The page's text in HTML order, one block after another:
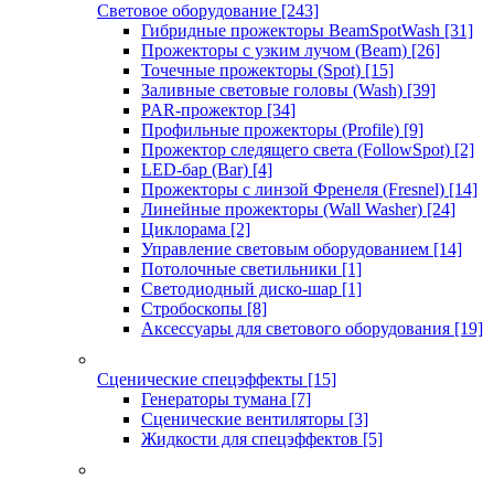
Световое оборудование [243]
Гибридные прожекторы BeamSpotWash [31]
Прожекторы с узким лучом (Beam) [26]
Точечные прожекторы (Spot) [15]
Заливные световые головы (Wash) [39]
PAR-прожектор [34]
Профильные прожекторы (Profile) [9]
Прожектор следящего света (FollowSpot) [2]
LED-бар (Bar) [4]
Прожекторы с линзой Френеля (Fresnel) [14]
Линейные прожекторы (Wall Washer) [24]
Циклорама [2]
Управление световым оборудованием [14]
Потолочные светильники [1]
Светодиодный диско-шар [1]
Стробоскопы [8]
Аксессуары для светового оборудования [19]
Сценические спецэффекты [15]
Генераторы тумана [7]
Сценические вентиляторы [3]
Жидкости для спецэффектов [5]